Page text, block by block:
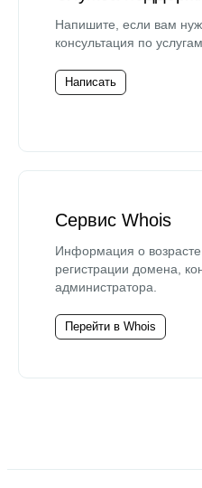
Напишите, если вам
консультация по услугам.
Написать
Сервис Whois
Информация о возрасте
регистрации домена,
администратора.
Перейти в Whois